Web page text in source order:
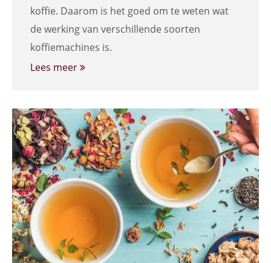
koffie. Daarom is het goed om te weten wat
de werking van verschillende soorten
koffiemachines is.
Lees meer